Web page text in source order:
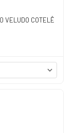
VELUDO COTELÊ